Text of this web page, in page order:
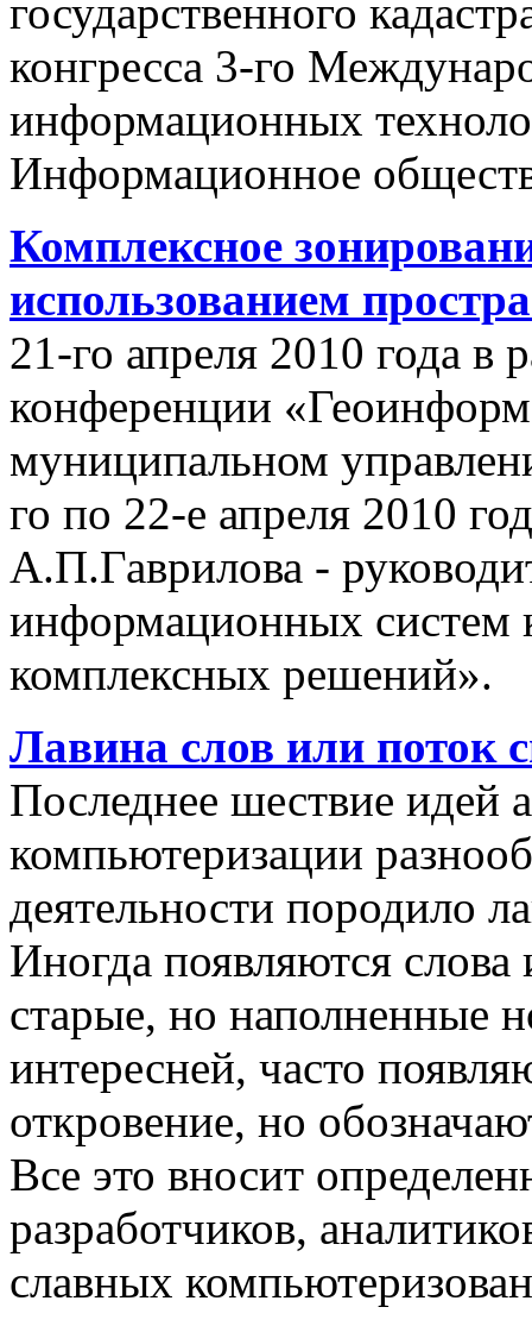
государственного
конгресса 3-го
информационных
Информационное
Комплексное
использованием
21-го апреля 2010 года в
конференции
муниципальном
го по 22-е апреля 2010
А.П.Гаврилова -
информационных систем
комплексных решений».
Лавина слов или поток
Последнее шествие идей
компьютеризации
деятельности породило
Иногда появляются
старые, но наполненные
интересней, часто
откровение, но
Все это вносит
разработчиков,
славных